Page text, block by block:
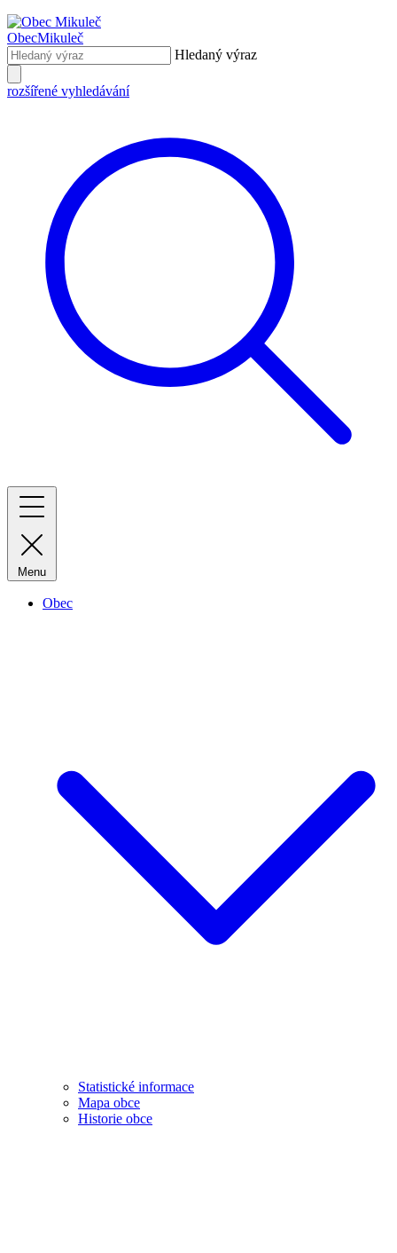
ObecMikuleč
Hledaný výraz
rozšířené vyhledávání
Menu
Obec
Statistické informace
Mapa obce
Historie obce